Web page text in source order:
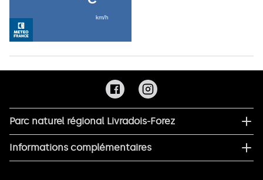
Parc naturel régional Livradois-Forez
Informations complémentaires